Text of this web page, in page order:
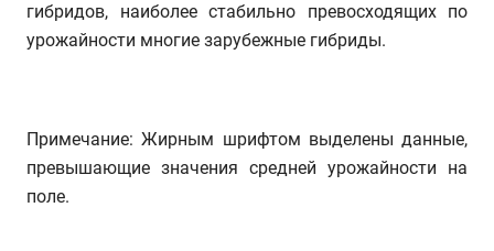
гибридов, наиболее стабильно превосходящих по
урожайности многие зарубежные гибриды.
Примечание: Жирным шрифтом выделены данные,
превышающие значения средней урожайности на
поле.